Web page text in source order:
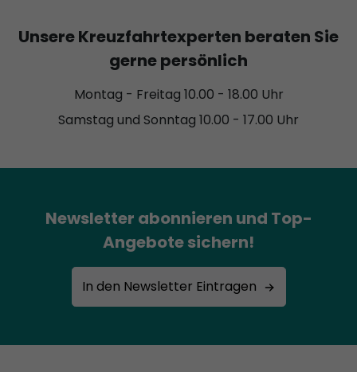
Unsere Kreuzfahrtexperten beraten Sie
gerne persönlich
Montag - Freitag 10.00 - 18.00 Uhr
Samstag und Sonntag 10.00 - 17.00 Uhr
Newsletter abonnieren und Top-
Angebote sichern!
In den Newsletter Eintragen